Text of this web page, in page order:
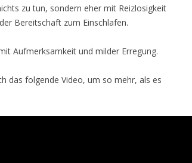
zu tun, sondern eher mit Reizlosigkeit
Bereitschaft zum Einschlafen.
Aufmerksamkeit und milder Erregung.
das folgende Video, um so mehr, als es